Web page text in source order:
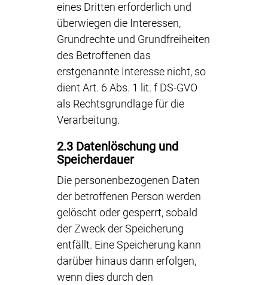
eines Dritten erforderlich und
überwiegen die Interessen,
Grundrechte und Grundfreiheiten
des Betroffenen das
erstgenannte Interesse nicht, so
dient Art. 6 Abs. 1 lit. f DS-GVO
als Rechtsgrundlage für die
Verarbeitung.
2.3 Datenlöschung und
Speicherdauer
Die personenbezogenen Daten
der betroffenen Person werden
gelöscht oder gesperrt, sobald
der Zweck der Speicherung
entfällt. Eine Speicherung kann
darüber hinaus dann erfolgen,
wenn dies durch den